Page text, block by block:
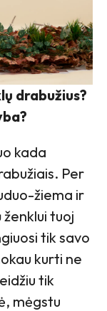
drabužius?
kada
Per
žiema ir
tuoj
tik savo
kurti ne
tik
mėgstu